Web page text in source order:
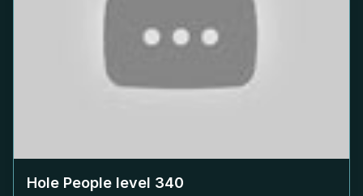
Hole People level 340